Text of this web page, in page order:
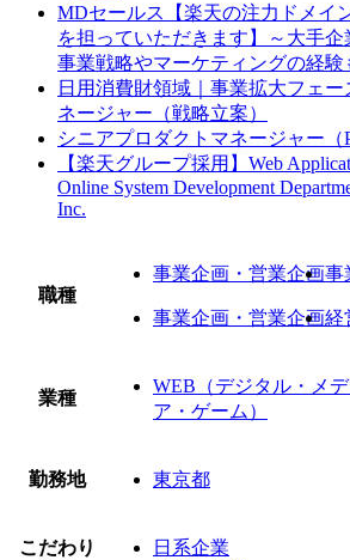
MDセールス【楽天の注力ドメイ
を担っていただきます】～大手企
事業戦略やマーケティングの経験
日用消費財領域｜事業拡大フェ
ネージャー（戦略立案）
シニアプロダクトマネージャー（
【楽天グループ採用】Web
Online System Development
Inc.
職種
事業企画・営業企画事
事業企画・営業企画経
業種
WEB（デジタル・メデ
ア・ゲーム）
勤務地 東京都
こだわり
日系企業